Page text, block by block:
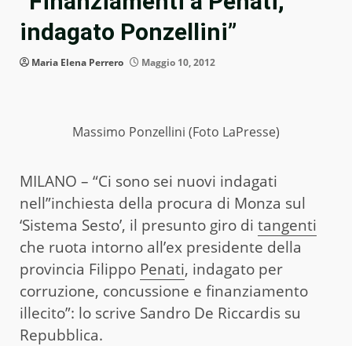
indagato Ponzellini”
Maria Elena Perrero Maggio 10, 2012
Massimo Ponzellini (Foto LaPresse)
MILANO – “Ci sono sei nuovi indagati
nell”inchiesta della procura di Monza sul
‘Sistema Sesto’, il presunto giro di tangenti
che ruota intorno all’ex presidente della
provincia Filippo Penati, indagato per
corruzione, concussione e finanziamento
illecito”: lo scrive Sandro De Riccardis su
Repubblica.